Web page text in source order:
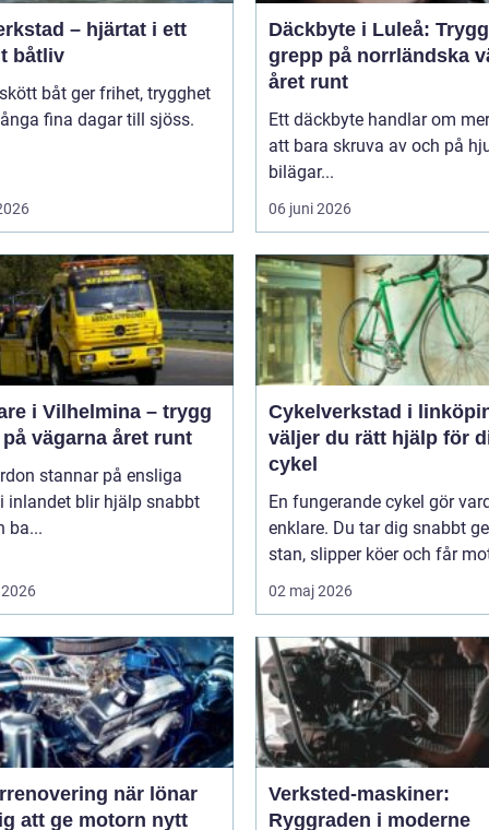
– hjärtat i ett
båtliv
båt ger frihet, trygghet
fina dagar till sjöss.
Däckbyte i Luleå:
grepp på norrländska
året runt
Ett däckbyte handlar om
att bara skruva av och på
bilägar...
06 juni 2026
i Vilhelmina – trygg
vägarna året runt
stannar på ensliga
inlandet blir hjälp snabbt
ba...
Cykelverkstad i linköping
väljer du rätt hjälp för
cykel
En fungerande cykel gör
enklare. Du tar dig snabbt
stan, slipper köer och får
02 maj 2026
när lönar
att ge motorn nytt
Verksted-maskiner:
Ryggraden i moderne